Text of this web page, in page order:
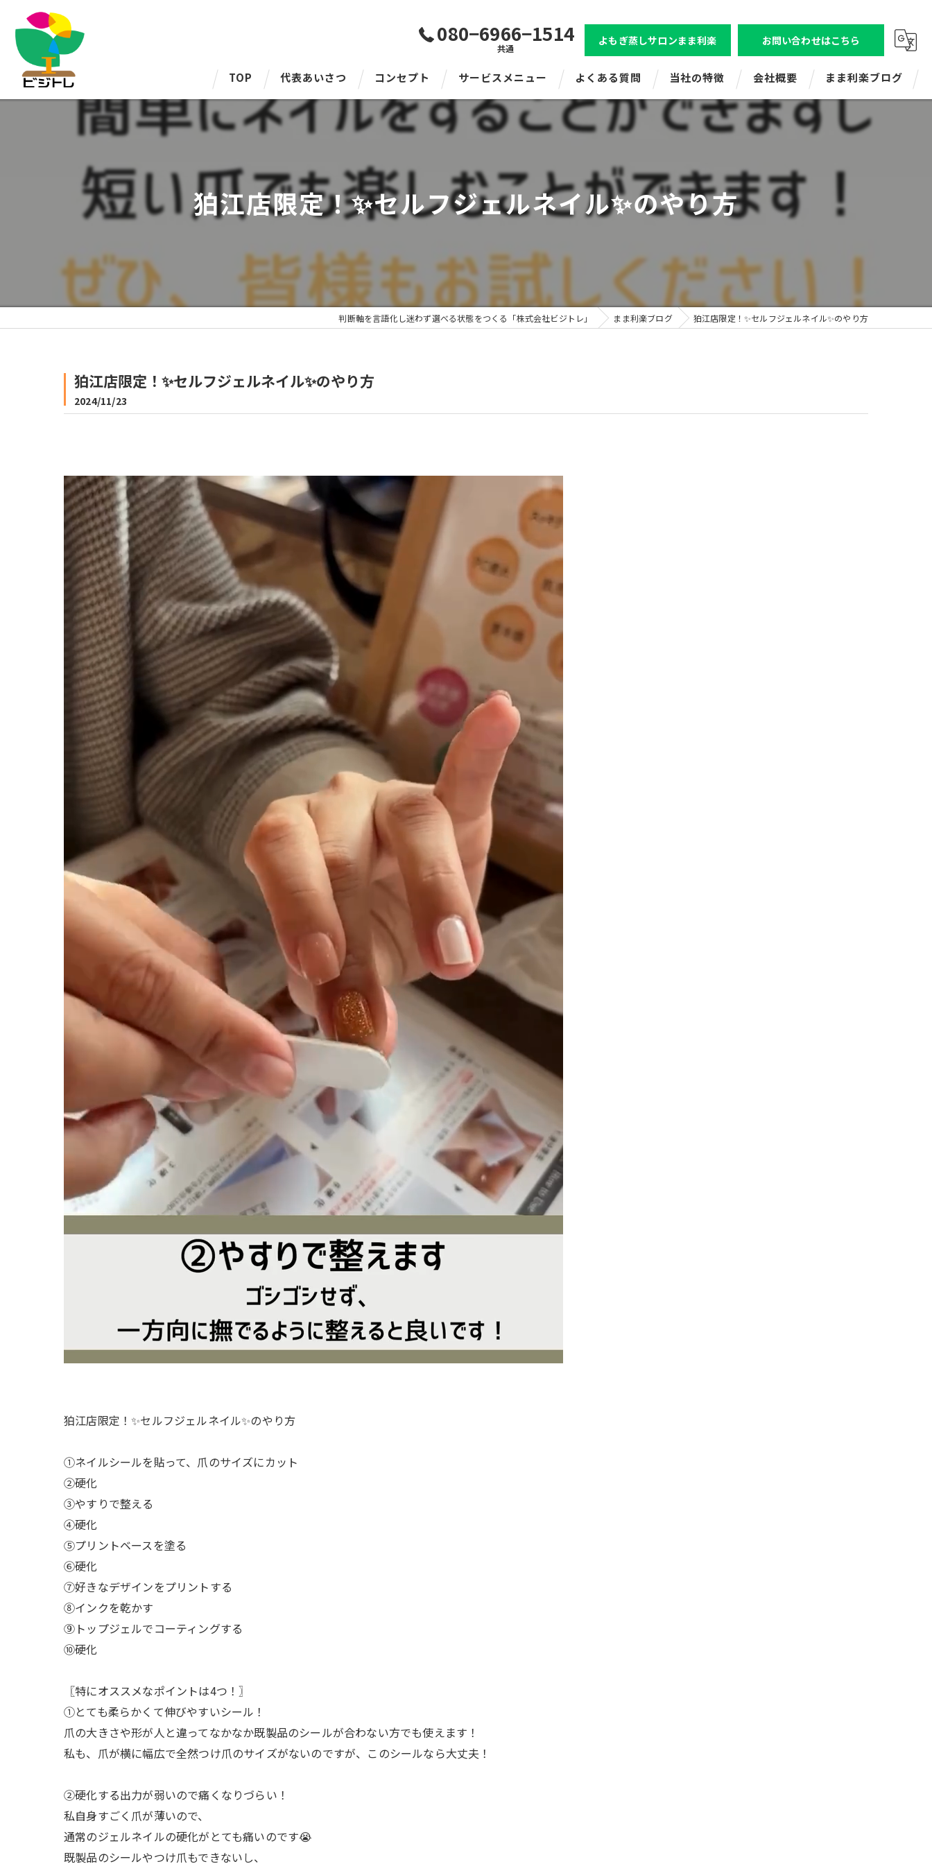
080−6966−1514
共通
よもぎ蒸しサロンまま利楽 お問い合わせはこちら
TOP 代表あいさつ コンセプト サービスメニュー よくある質問 当社の特徴
ビジトレエンタープライズ
新人研修
ママ起業応援講座
ビジトレキッズ
ビジトレ for スクール
会社概要
株式会社ビジトレ
よもぎ蒸しまま利楽（レンタル・出張）
まま利楽ブログ
狛江店限定！✨セルフジェルネイル✨のやり方
判断軸を言語化し迷わず選べる状態をつくる「株式会社ビジトレ」 まま利楽ブログ 狛江店限定！✨セルフジェルネイル✨のやり方
狛江店限定！✨セルフジェルネイル✨のやり方
2024/11/23
狛江店限定！✨セルフジェルネイル✨のやり方
①ネイルシールを貼って、爪のサイズにカット
②硬化
③やすりで整える
④硬化
⑤プリントベースを塗る
⑥硬化
⑦好きなデザインをプリントする
⑧インクを乾かす
⑨トップジェルでコーティングする
⑩硬化
〖特にオススメなポイントは4つ！〗
①とても柔らかくて伸びやすいシール！
爪の大きさや形が人と違ってなかなか既製品のシールが合わない方でも使えます！
私も、爪が横に幅広で全然つけ爪のサイズがないのですが、このシールなら大丈夫！
②硬化する出力が弱いので痛くなりづらい！
私自身すごく爪が薄いので、
通常のジェルネイルの硬化がとても痛いのです😭
既製品のシールやつけ爪もできないし、